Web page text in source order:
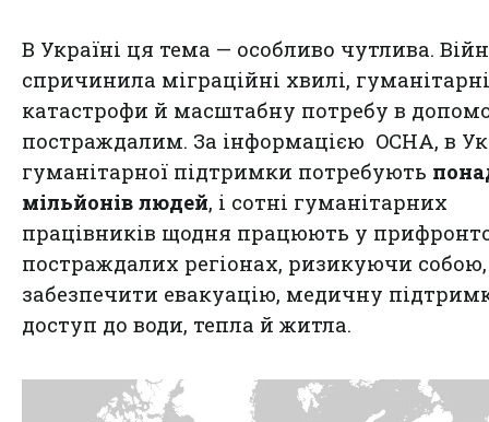
В Україні ця тема — особливо чутлива.
спричинила міграційні хвилі, гуманітарні
катастрофи й масштабну потребу в
постраждалим. За інформацією OCHA, в
гуманітарної підтримки потребують
мільйонів людей, і сотні гуманітарних
працівників щодня працюють у
постраждалих регіонах, ризикуючи
забезпечити евакуацію, медичну
доступ до води, тепла й житла.